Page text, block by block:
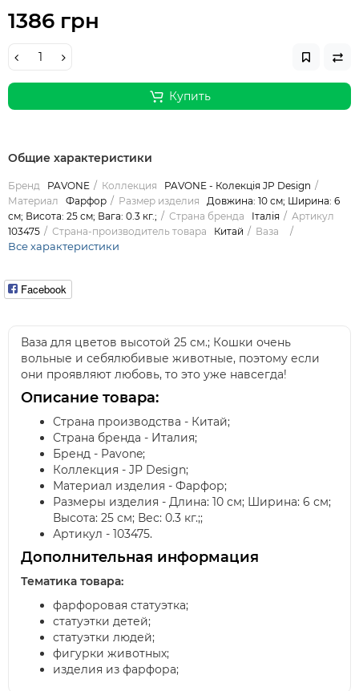
1386 грн
Купить
Общие характеристики
Бренд PAVONE Коллекция
PAVONE - Колекція JP Design
Материал
Фарфор Размер изделия
Довжина: 10 см; Ширина: 6
см; Висота: 25 см; Вага: 0.3 кг.;
Страна бренда Італія
Артикул
103475
Страна-производитель товара Китай Ваза
Все характеристики
Facebook
Ваза для цветов высотой 25 см.; Кошки очень
вольные и себялюбивые животные, поэтому если
они проявляют любовь, то это уже навсегда!
Описание товара:
Страна производства - Китай;
Страна бренда - Италия;
Бренд - Pavone;
Коллекция - JP Design;
Материал изделия - Фарфор;
Размеры изделия - Длина: 10 см; Ширина: 6 см;
Высота: 25 см; Вес: 0.3 кг.;;
Артикул - 103475.
Дополнительная информация
Тематика товара:
фарфоровая статуэтка;
статуэтки детей;
статуэтки людей;
фигурки животных;
изделия из фарфора;